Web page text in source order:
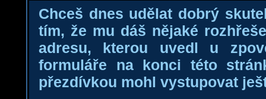
Chceš dnes udělat dobrý
tím, že mu dáš nějaké
adresu, kterou uvedl u
formuláře na konci této
přezdívkou mohl vystupovat